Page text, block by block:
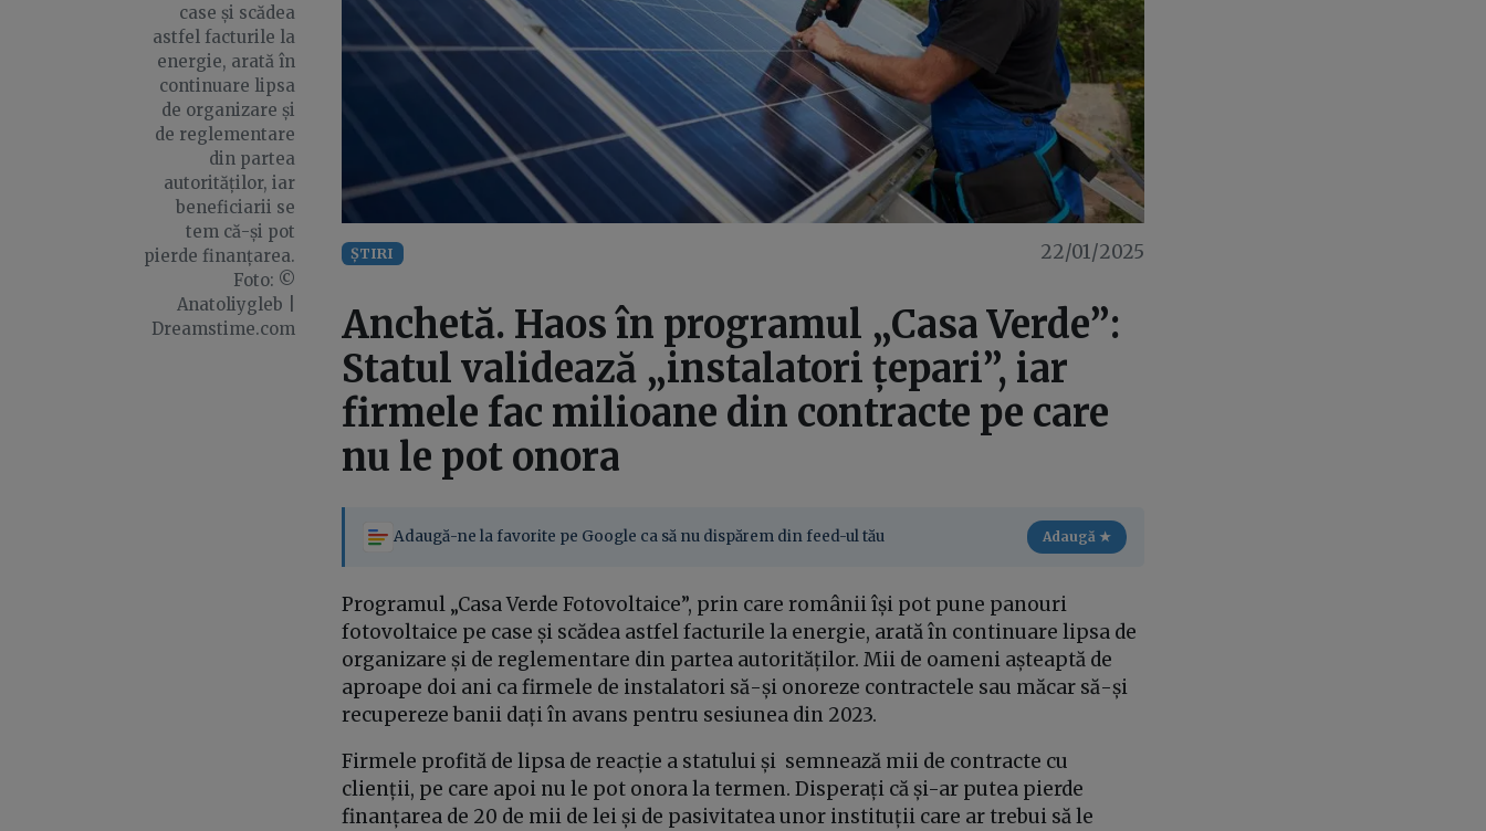
case și scădea
astfel facturile la
energie, arată în
continuare lipsa
de organizare și
de reglementare
din partea
autorităților, iar
beneficiarii se
tem că-și pot
pierde finanțarea.
Foto: ©
Anatoliygleb |
Dreamstime.com
ȘTIRI 22/01/2025
Anchetă. Haos în programul „Casa Verde”:
Statul validează „instalatori țepari”, iar
firmele fac milioane din contracte pe care
nu le pot onora
Adaugă-ne la favorite pe Google ca să nu dispărem din feed-ul tău Adaugă ★
Programul „Casa Verde Fotovoltaice”, prin care românii își pot pune panouri
fotovoltaice pe case și scădea astfel facturile la energie, arată în continuare lipsa de
organizare și de reglementare din partea autorităților. Mii de oameni așteaptă de
aproape doi ani ca firmele de instalatori să-și onoreze contractele sau măcar să-și
recupereze banii dați în avans pentru sesiunea din 2023.
Firmele profită de lipsa de reacție a statului și semnează mii de contracte cu
clienții, pe care apoi nu le pot onora la termen. Disperați că și-ar putea pierde
finanțarea de 20 de mii de lei și de pasivitatea unor instituții care ar trebui să le